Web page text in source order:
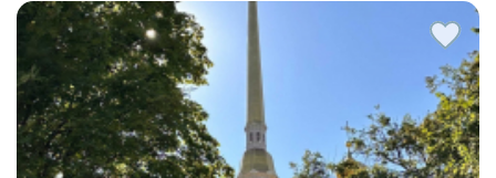
Тур от наших проверенных партнеров! Обзорная
экскурсия по городу с посещением территории
Петропавловской крепости!